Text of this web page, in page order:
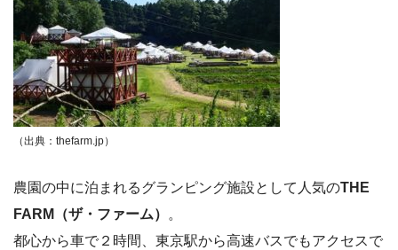
（出典：thefarm.jp）
農園の中に泊まれるグランピング施設として人気のTHE
FARM（ザ・ファーム）
。
都心から車で２時間、東京駅から高速バスでもアクセスで